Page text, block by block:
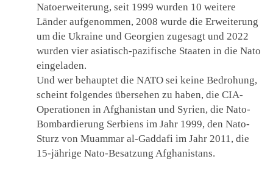
Natoerweiterung, seit 1999 wurden 10 weitere
Länder aufgenommen, 2008 wurde die Erweiterung
um die Ukraine und Georgien zugesagt und 2022
wurden vier asiatisch-pazifische Staaten in die Nato
eingeladen.
Und wer behauptet die NATO sei keine Bedrohung,
scheint folgendes übersehen zu haben, die CIA-
Operationen in Afghanistan und Syrien, die Nato-
Bombardierung Serbiens im Jahr 1999, den Nato-
Sturz von Muammar al-Gaddafi im Jahr 2011, die
15-jährige Nato-Besatzung Afghanistans.